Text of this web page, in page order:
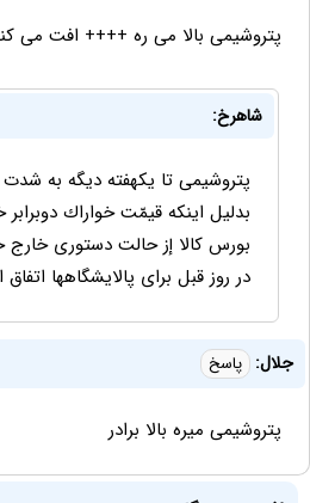
پتروشیمی بالا می ره ++++ افت می
شاهرخ:
پتروشيمى تا يكهفته ديگه به
بدليل اينكه قيمّت خواراك
بورس كالا إز حالت دستورى خارج
در روز قبل براى پالايشگاهها اتفاق
جلال: پاسخ
پتروشیمی میره بالا برادر